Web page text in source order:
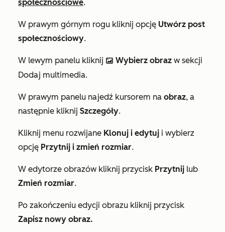
społecznościowe.
W prawym górnym rogu kliknij opcję Utwórz post
społecznościowy.
W lewym panelu kliknij insertImage Wybierz obraz w sekcji
Dodaj multimedia.
W prawym panelu najedź kursorem na obraz, a
następnie kliknij Szczegóły.
Kliknij menu rozwijane Klonuj i edytuj i wybierz
opcję Przytnij i zmień rozmiar.
W edytorze obrazów kliknij przycisk Przytnij lub
Zmień rozmiar.
Po zakończeniu edycji obrazu kliknij przycisk
Zapisz nowy obraz.